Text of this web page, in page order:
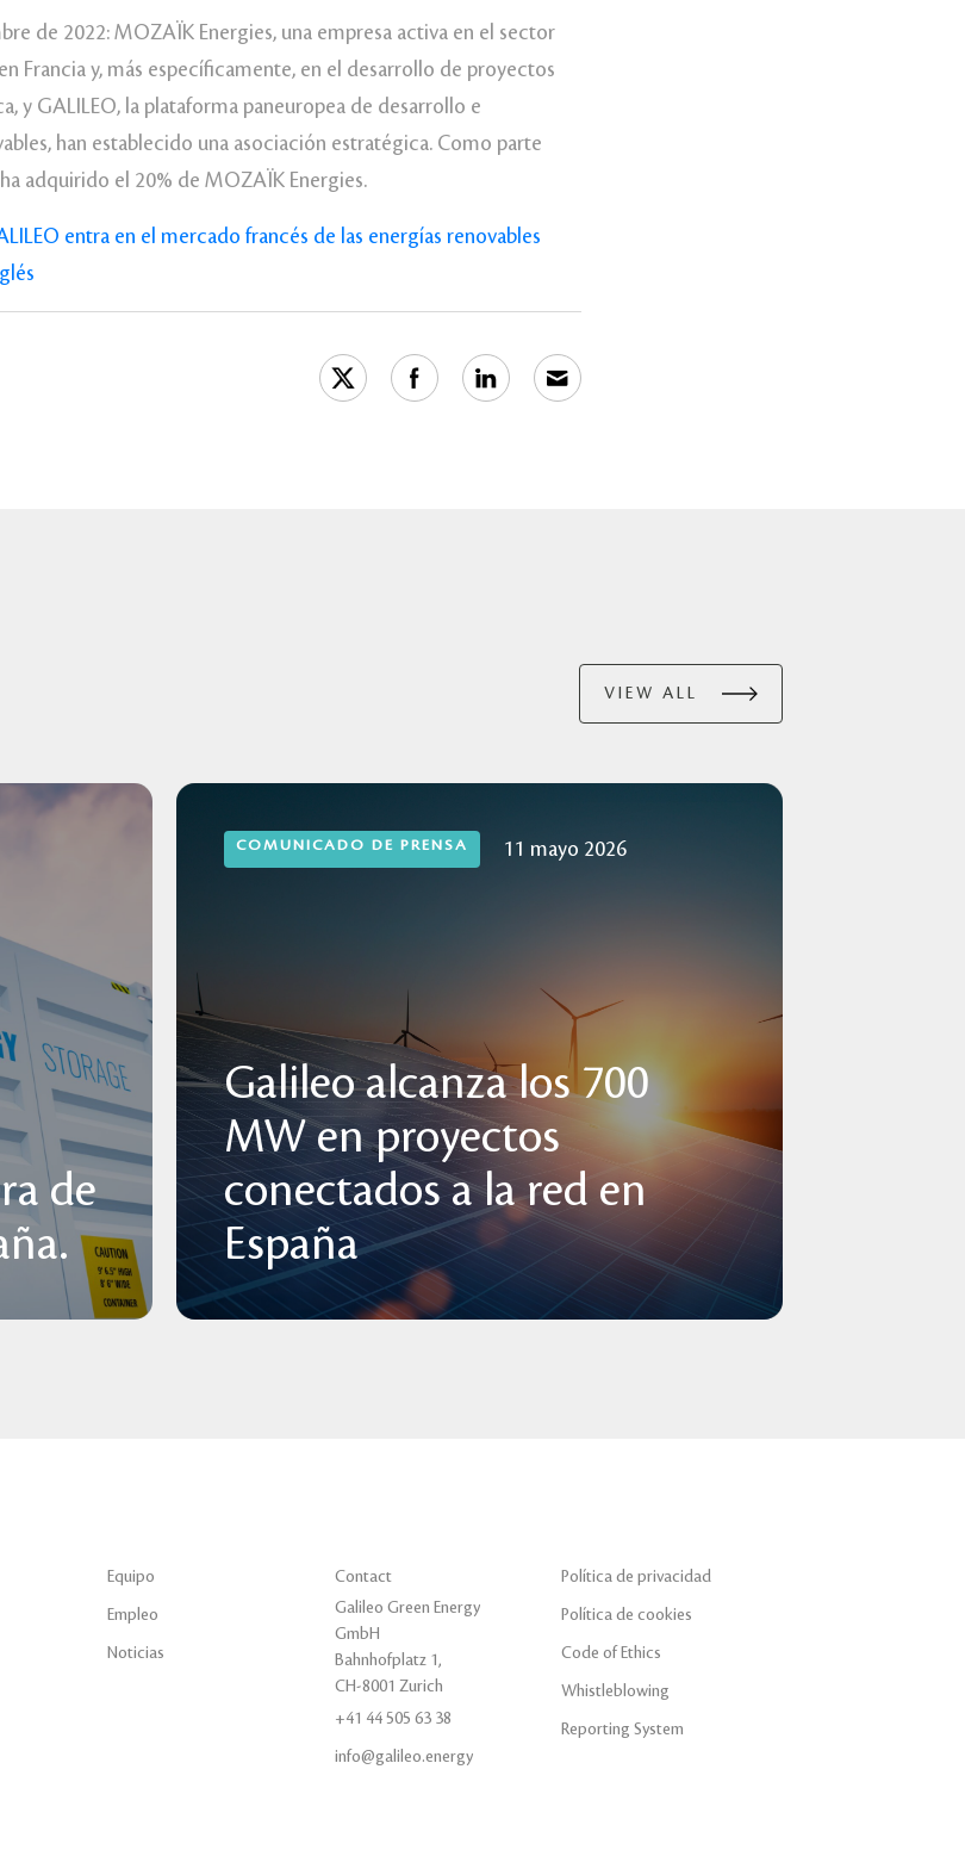
de 2022: MOZAÏK Energies, una empresa activa en el sector
Francia y, más específicamente, en el desarrollo de proyectos
y GALILEO, la plataforma paneuropea de desarrollo e
han establecido una asociación estratégica. Como parte
adquirido el 20% de MOZAÏK Energies.
entra en el mercado francés de las energías renovables
VIEW ALL
de
COMUNICADO DE PRENSA 11 mayo 2026
Galileo alcanza los 700
MW en proyectos
conectados a la red en
España
Equipo
Empleo
Noticias
Contact
Galileo Green Energy
GmbH
Bahnhofplatz 1,
CH-8001 Zurich
+41 44 505 63 38
info@galileo.energy
Política de privacidad
Política de cookies
Code of Ethics
Whistleblowing
Reporting System